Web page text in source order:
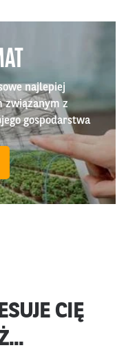
najlepiej
związanym z
gospodarstwa
CIĘ